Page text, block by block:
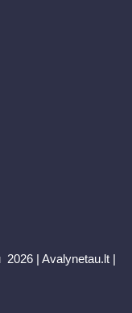
2026 | Avalynetau.lt |